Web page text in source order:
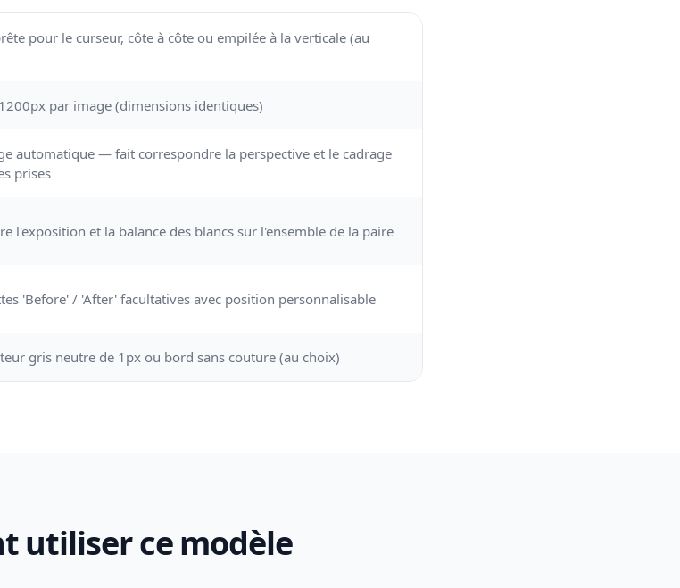
pour le curseur, côte à côte ou empilée à la verticale (au
par image (dimensions identiques)
automatique — fait correspondre la perspective et le cadrage
prises
l'exposition et la balance des blancs sur l'ensemble de la paire
'Before' / 'After' facultatives avec position personnalisable
gris neutre de 1px ou bord sans couture (au choix)
utiliser ce modèle